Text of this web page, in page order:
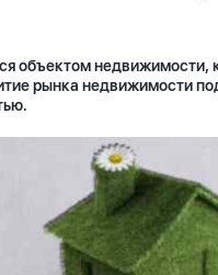
объектом недвижимости,
рынка недвижимости